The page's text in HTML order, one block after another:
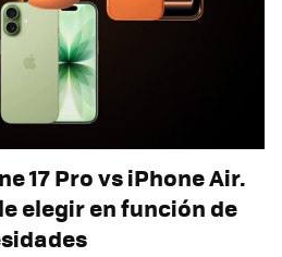
17 Pro vs iPhone Air.
elegir en función de